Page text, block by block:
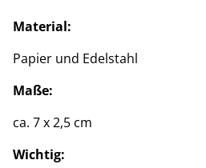
Material:
Papier und Edelstahl
Maße:
ca. 7 x 2,5 cm
Wichtig: